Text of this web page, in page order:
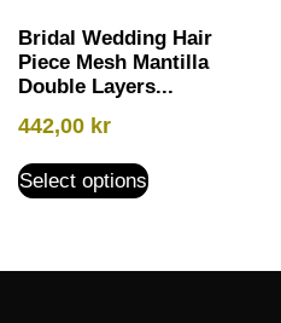
Bridal Wedding Hair
Piece Mesh Mantilla
Double Layers...
442,00 kr
Select options